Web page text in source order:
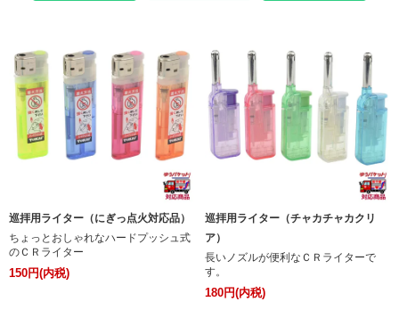
巡拝用ライター（にぎっ点火対応品）
ちょっとおしゃれなハードプッシュ式
のＣＲライター
150円(内税)
巡拝用ライター（チャカチャカクリ
ア）
長いノズルが便利なＣＲライターで
す。
180円(内税)